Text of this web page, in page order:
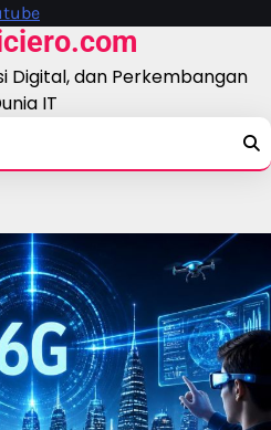
Digital, dan Perkembangan
IT